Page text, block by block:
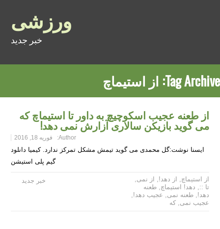
ورزشی
خبر جدید
Tag Archive: از استیماچ
از طعنه عجیب اسکوچیچ به داور تا استیماچ که
می گوید بازیکن سالاری آزارش نمی دهد!
Author: فوریه 18, 2016
ایسنا نوشت:گل محمدی می گوید تیمش مشکل تمرکز ندارد. کیمیا دانلود
گیم پلی استیشن
خبر جدید از استیماچ, از دهد!, از نمی,
تا ::, دهد! استیماچ,طعنه
دهد!,طعنه نمی, عجیب دهد!,
عجیب نمی,که